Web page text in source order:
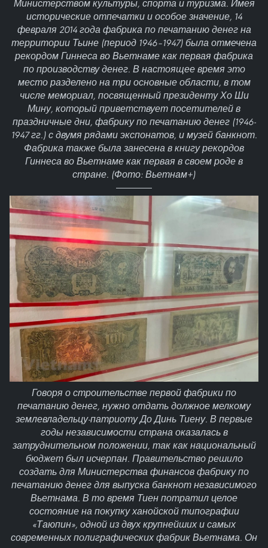
Министерством культуры, спорта и туризма. Имея
исторические отпечатки и особое значение, 14
февраля 2014 года фабрика по печатанию денег на
территории Тьине (период 1946–1947) была отмечена
рекордом Гиннеса во Вьетнаме как первая фабрика
по производству денег. В настоящее время это
место разделено на три основные области, в том
числе мемориал, посвященный президенту Хо Ши
Мину, который приветствует посетителей в
праздничные дни, фабрику по печатанию денег (1946-
1947 гг.) с двумя рядами экспонатов, и музей банкнот.
Фабрика также была занесена в книгу рекордов
Гиннеса во Вьетнаме как первая в своем роде в
стране. (Фото: Вьетнам+)
Говоря о строительстве первой фабрики по
печатанию денег, нужно отдать должное мелкому
землевладельцу-патриоту До Динь Тиену. В первые
годы независимости страна оказалась в
затруднительном положении, так как национальный
бюджет был исчерпан. Правительство решило
создать для Министерства финансов фабрику по
печатанию денег для выпуска банкнот независимого
Вьетнама. В то время Тиен потратил целое
состояние на покупку ханойской типографии
«Таюпин», одной из двух крупнейших и самых
современных полиграфических фабрик Вьетнама. Он